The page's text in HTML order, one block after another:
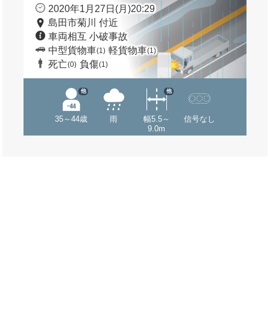
2020年1月27日(月)20:29
島田市菊川 付近
車両相互 小破事故
中型貨物車(1) 軽貨物車(1)
死亡(0) 負傷(1)
35～44歳
他
雨
幅5.5～
9.0m
他
信号なし